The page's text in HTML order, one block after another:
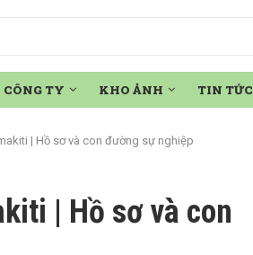
CÔNG TY KHO ẢNH TIN TỨC
| Hồ sơ và con đường sự nghiệp
| Hồ sơ và con